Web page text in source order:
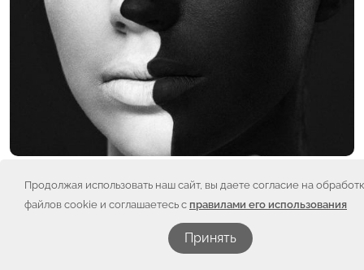
Продолжая использовать наш сайт, вы даете согласие на
файлов cookie и соглашаетесь с правилами его использования
Принять
Порой удивляешься тому, откуда приходит помощь.
Приехала к нам как-то мастер маникюра Яна Савичева